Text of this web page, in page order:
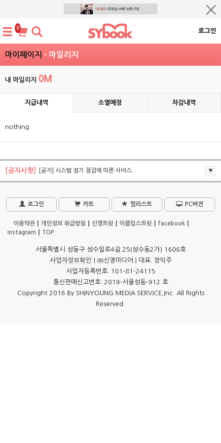
0 로그인
마이페이지 - 마일리지
내 마일리지 0M
지급내역 소멸예정 차감내역
nothing
[공지사항] [공지] 시스템 정기 점검에 따른 서비스..
로그인 카트 찜리스트 PC버전
이용약관 개인정보 취급방침 신영트윗 이클립스트윗
facebook
instagram
TOP
서울특별시 성동구 성수일로4길 25(성수동2가) 1606호
사업자정보확인
| ㈜신영미디어 | 대표: 장익주
사업자등록번호: 101-81-24115
통신판매신고번호: 2019-서울성동-912 호
Copyright 2016 By SHINYOUNG MEDIA SERVICE,Inc. All Rights
Reserved.